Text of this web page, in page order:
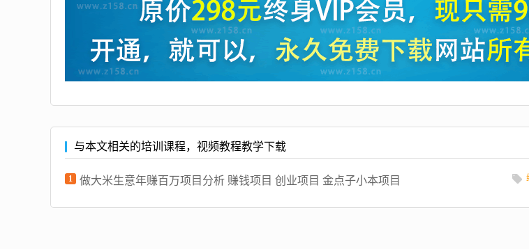
与本文相关的培训课程，视频教程教学下载
1 做大米生意年赚百万项目分析 赚钱项目 创业项目 金点子小本项目